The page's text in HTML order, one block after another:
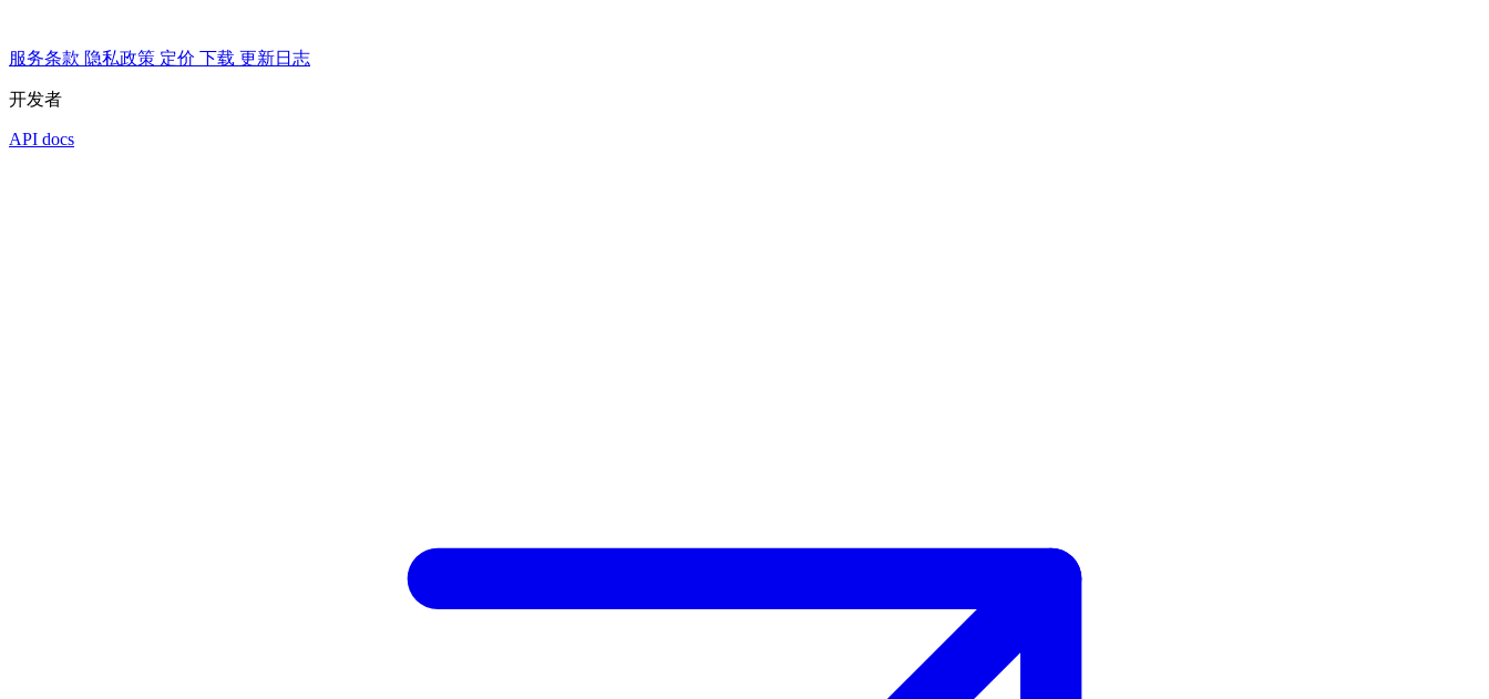
服务条款 隐私政策 定价 下载 更新日志
开发者
API docs